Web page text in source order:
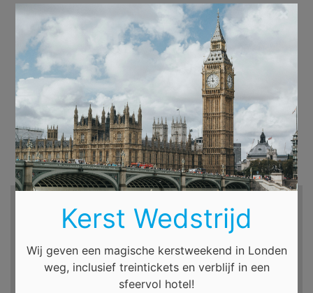
Kerst Wedstrijd
Wij geven een magische kerstweekend in Londen
weg, inclusief treintickets en verblijf in een
sfeervol hotel!
×